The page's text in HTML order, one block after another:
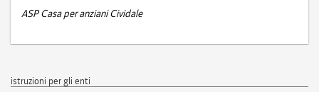
ASP Casa per anziani Cividale
istruzioni per gli enti